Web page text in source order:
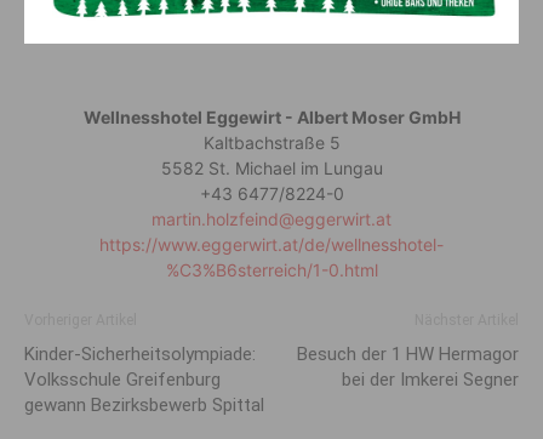
Wellnesshotel Eggewirt - Albert Moser GmbH
Kaltbachstraße 5
5582 St. Michael im Lungau
+43 6477/8224-0
martin.holzfeind@eggerwirt.at
https://www.eggerwirt.at/de/wellnesshotel-
%C3%B6sterreich/1-0.html
Kinder-Sicherheitsolympiade:
Volksschule Greifenburg
gewann Bezirksbewerb Spittal
Besuch der 1 HW Hermagor
bei der Imkerei Segner